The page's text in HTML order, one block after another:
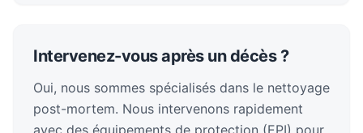
Intervenez-vous après un décès ?
Oui, nous sommes spécialisés dans le nettoyage
post-mortem. Nous intervenons rapidement
avec des équipements de protection (EPI) pour